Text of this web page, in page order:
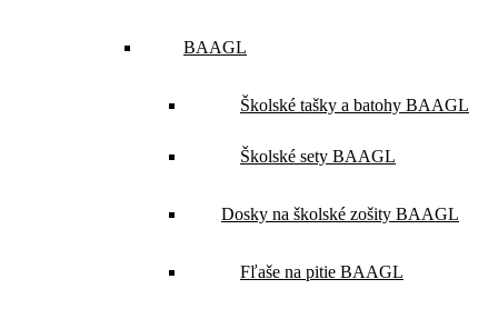
BAAGL
Školské tašky a batohy BAAGL
Školské sety BAAGL
Dosky na školské zošity BAAGL
Fľaše na pitie BAAGL